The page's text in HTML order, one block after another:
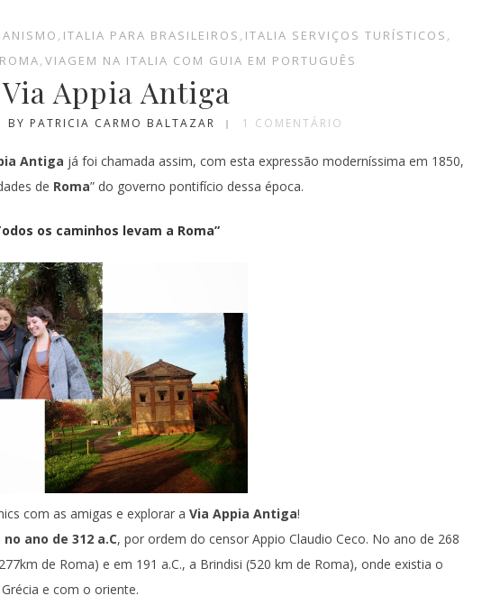
, ITALIA PARA BRASILEIROS , ITALIA SERVIÇOS TURÍSTICOS ,
, VIAGEM NA ITALIA COM GUIA EM PORTUGUÊS
Appia Antiga
BY PATRICIA CARMO BALTAZAR 1 COMENTÁRIO
Antiga já foi chamada assim, com esta expressão moderníssima em 1850,
de Roma” do governo pontifício dessa época.
os caminhos levam a Roma”
com as amigas e explorar a Via Appia Antiga!
ano de 312 a.C, por ordem do censor Appio Claudio Ceco. No ano de 268
de Roma) e em 191 a.C., a Brindisi (520 km de Roma), onde existia o
e com o oriente.